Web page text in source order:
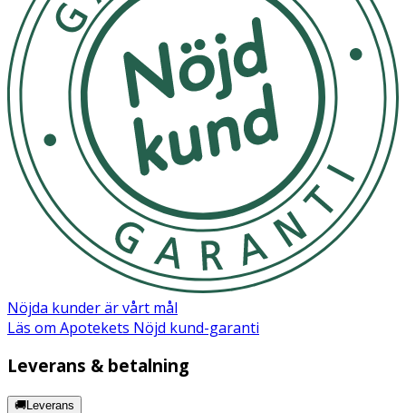
Nöjda kunder är vårt mål
Läs om Apotekets Nöjd kund-garanti
Leverans & betalning
🚚Leverans